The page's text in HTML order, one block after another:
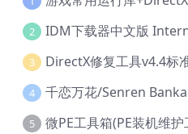
2
3 DirectX修复工具v4.4标
4 千恋万花/Senren Banka
5 微PE工具箱(PE装机维